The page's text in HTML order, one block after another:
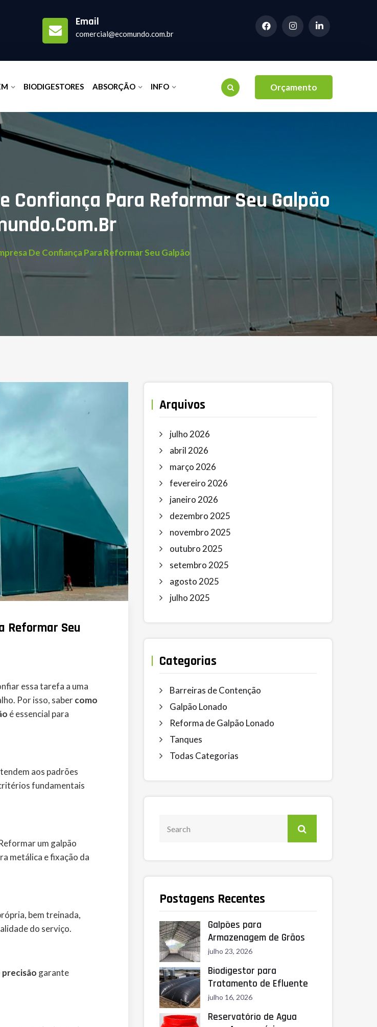
Email
comercial@ecomundo.com.br
BIODIGESTORES ABSORÇÃO INFO Orçamento
Confiança Para Reformar Seu Galpão
De Confiança Para Reformar Seu Galpão
Reformar Seu
essa tarefa a uma
Por isso, sabercomo
é essencial para
aos padrões
fundamentais
um galpão
metálica e fixação da
bem treinada,
do serviço.
garante
Arquivos
julho 2026
abril 2026
março 2026
fevereiro 2026
janeiro 2026
dezembro 2025
novembro 2025
outubro 2025
setembro 2025
agosto 2025
julho 2025
Categorias
Barreiras de Contenção
Galpão Lonado
Reforma de Galpão Lonado
Tanques
Todas Categorias
Postagens Recentes
Galpões para
Armazenagem de Grãos
julho 23, 2026
Biodigestor para
Tratamento de Efluente
julho 16, 2026
Reservatório de Água